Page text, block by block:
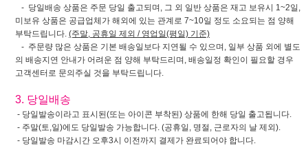
- 당일배송 상품은 주문 당일 출고되며, 그 외 일반 상품은 재고 보유시 1~2일,
미보유 상품은 공급업체가 해외에 있는 관계로 7~10일 정도 소요되는 점 양해
부탁드립니다. (주말, 공휴일 제외 / 영업일(평일) 기준)
- 주문량 많은 상품은 기본 배송일보다 지연될 수 있으며, 일부 상품 외에 별도
의 배송지연 안내가 어려운 점 양해 부탁드리며, 배송일정 확인이 필요할 경우
고객센터로 문의주실 것을 부탁드립니다.
3. 당일배송
- 당일발송이라고 표시된(또는 아이콘 부착된) 상품에 한해 당일 출고됩니다.
- 주말(토,일)에도 당일발송 가능합니다. (공휴일, 명절, 근로자의 날 제외).
- 당일발송 마감시간 오후3시 이전까지 결제가 완료되어야 합니다.